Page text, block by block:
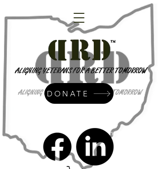
admin@dressrightdressinc.org
DONATE